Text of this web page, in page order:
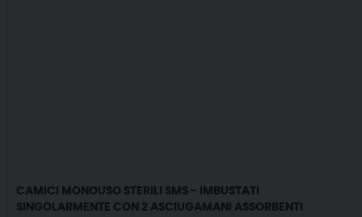
CAMICI MONOUSO STERILI SMS - IMBUSTATI
SINGOLARMENTE CON 2 ASCIUGAMANI ASSORBENTI